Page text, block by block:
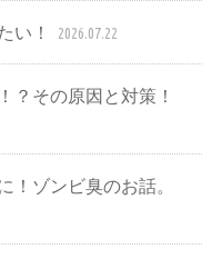
い！ 2026.07.22
？その原因と対策！
！ゾンビ臭のお話。